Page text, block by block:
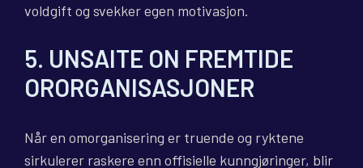
voldgift og svekker egen motivasjon.
5. UNSAITE ON FREMTIDE
ORORGANISASJONER
Når en omorganisering er truende og ryktene
sirkulerer raskere enn offisielle kunngjøringer, blir